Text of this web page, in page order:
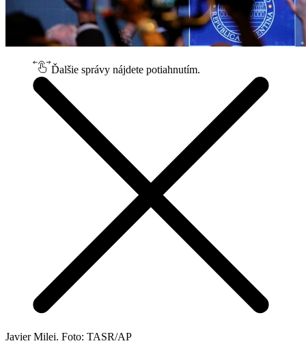
Ďalšie správy nájdete potiahnutím.
Javier Milei. Foto: TASR/AP